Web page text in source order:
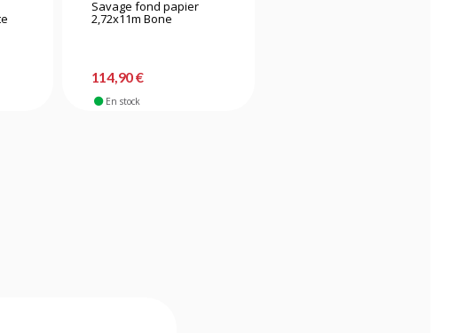
Savage fond papier
2,72x11m Bone
114,90 €
En stock